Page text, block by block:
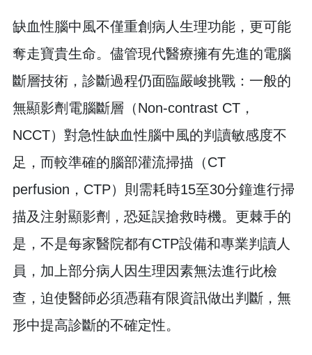
缺血性腦中風不僅重創病人生理功能，更可能
奪走寶貴生命。儘管現代醫療擁有先進的電腦
斷層技術，診斷過程仍面臨嚴峻挑戰：一般的
無顯影劑電腦斷層（Non-contrast CT，
NCCT）對急性缺血性腦中風的判讀敏感度不
足，而較準確的腦部灌流掃描（CT
perfusion，CTP）則需耗時15至30分鐘進行掃
描及注射顯影劑，恐延誤搶救時機。更棘手的
是，不是每家醫院都有CTP設備和專業判讀人
員，加上部分病人因生理因素無法進行此檢
查，迫使醫師必須憑藉有限資訊做出判斷，無
形中提高診斷的不確定性。